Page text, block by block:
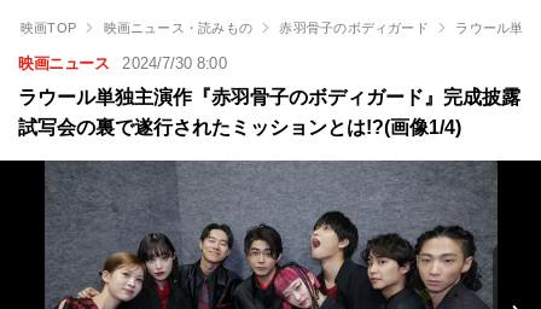
映画TOP 映画ニュース・読みもの 赤羽骨子のボディガード ラウール単
映画ニュース 2024/7/30 8:00
ラウール単独主演作『赤羽骨子のボディガード』完成披露
試写会の裏で遂行されたミッションとは!?(画像1/4)